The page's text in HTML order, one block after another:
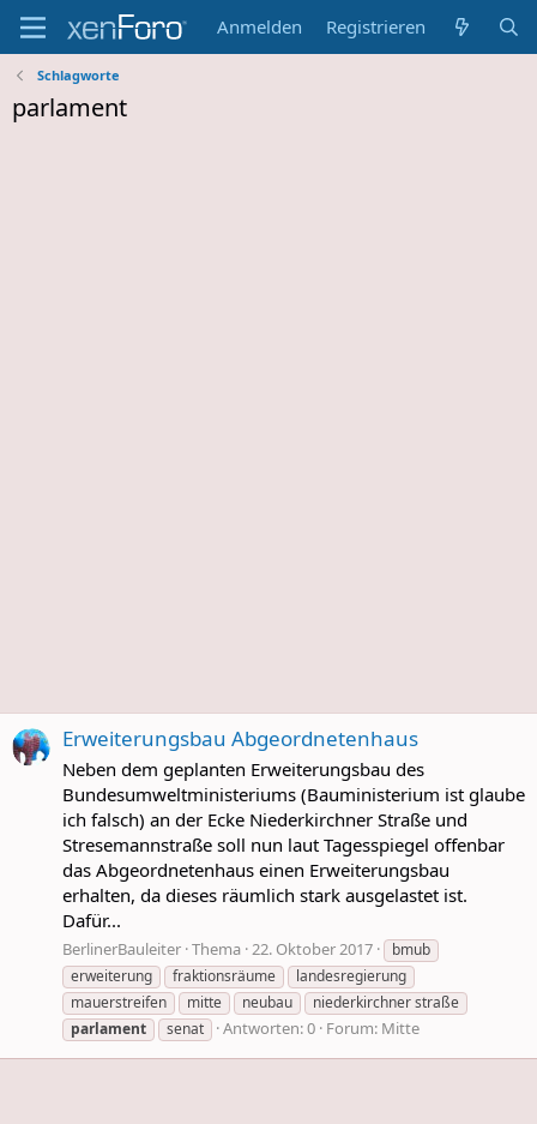
Anmelden Registrieren
Schlagworte
parlament
Erweiterungsbau Abgeordnetenhaus
Neben dem geplanten Erweiterungsbau des
Bundesumweltministeriums (Bauministerium ist glaube
ich falsch) an der Ecke Niederkirchner Straße und
Stresemannstraße soll nun laut Tagesspiegel offenbar
das Abgeordnetenhaus einen Erweiterungsbau
erhalten, da dieses räumlich stark ausgelastet ist.
Dafür...
BerlinerBauleiter Thema 22. Oktober 2017
bmub
erweiterung
fraktionsräume
landesregierung
mauerstreifen
mitte neubau
niederkirchner straße
parlament
senat Antworten: 0 Forum: Mitte